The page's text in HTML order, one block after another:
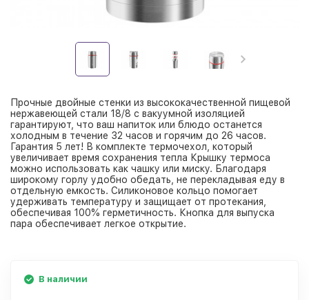
Прочные двойные стенки из высококачественной пищевой
нержавеющей стали 18/8 с вакуумной изоляцией
гарантируют, что ваш напиток или блюдо останется
холодным в течение 32 часов и горячим до 26 часов.
Гарантия 5 лет! В комплекте термочехол, который
увеличивает время сохранения тепла Крышку термоса
можно использовать как чашку или миску. Благодаря
широкому горлу удобно обедать, не перекладывая еду в
отдельную емкость. Силиконовое кольцо помогает
удерживать температуру и защищает от протекания,
обеспечивая 100% герметичность. Кнопка для выпуска
пара обеспечивает легкое открытие.
В наличии